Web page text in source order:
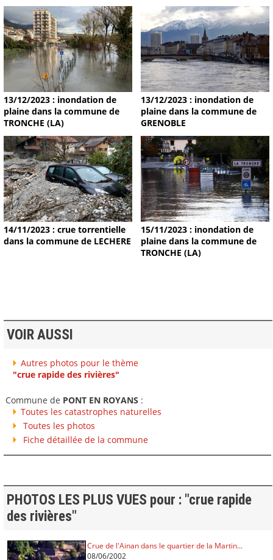
13/12/2023 : inondation de
plaine dans la commune de
TRONCHE (LA)
13/12/2023 : inondation de
plaine dans la commune de
GRENOBLE
14/11/2023 : crue torrentielle
dans la commune de LECHERE
15/11/2023 : inondation de
plaine dans la commune de
TRONCHE (LA)
VOIR AUSSI
Autres photos pour le thème
"crue rapide des rivières"
Commune de PONT EN ROYANS :
Toutes les catastrophes naturelles
Toutes les photos
Fiche détaillée de la commune
PHOTOS LES PLUS VUES pour : "crue rapide
des rivières"
Crue de l'Ainan dans le quartier de la Martin...
08/06/2002